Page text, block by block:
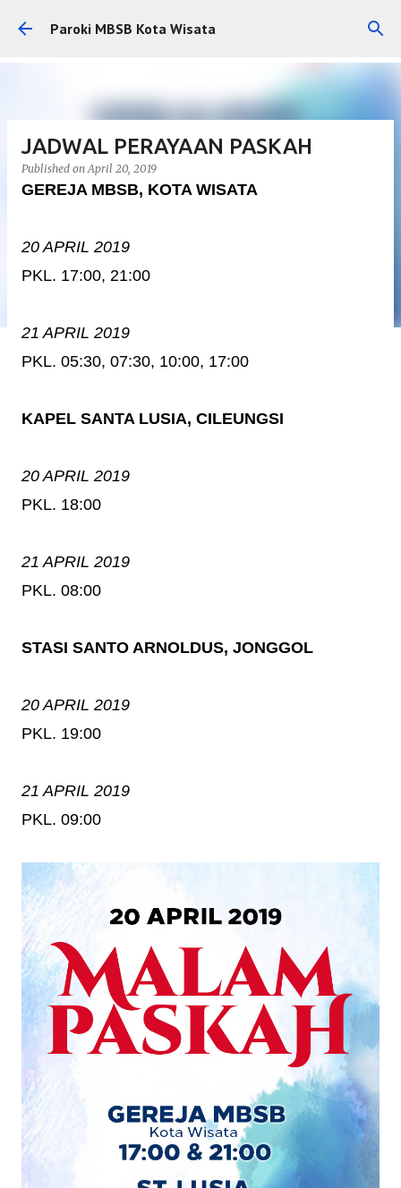
Skip to main content
Paroki MBSB Kota Wisata
JADWAL PERAYAAN PASKAH
Published onApril 20, 2019
GEREJA MBSB, KOTA WISATA
20 APRIL 2019
PKL. 17:00, 21:00
21 APRIL 2019
PKL. 05:30, 07:30, 10:00, 17:00
KAPEL SANTA LUSIA, CILEUNGSI
20 APRIL 2019
PKL. 18:00
21 APRIL 2019
PKL. 08:00
STASI SANTO ARNOLDUS, JONGGOL
20 APRIL 2019
PKL. 19:00
21 APRIL 2019
PKL. 09:00